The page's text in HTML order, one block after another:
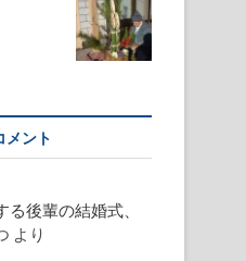
メント
後輩の結婚式、
より